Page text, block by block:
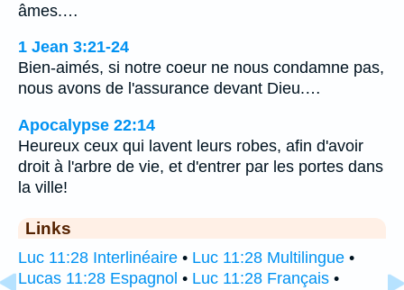
âmes.…
1 Jean 3:21-24
Bien-aimés, si notre coeur ne nous condamne pas,
nous avons de l'assurance devant Dieu.…
Apocalypse 22:14
Heureux ceux qui lavent leurs robes, afin d'avoir
droit à l'arbre de vie, et d'entrer par les portes dans
la ville!
Links
Luc 11:28 Interlinéaire • Luc 11:28 Multilingue •
Lucas 11:28 Espagnol • Luc 11:28 Français •